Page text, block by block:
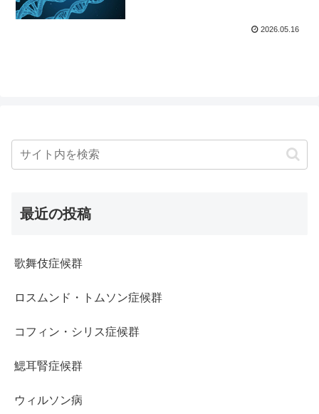
2026.05.16
最近の投稿
歌舞伎症候群
ロスムンド・トムソン症候群
コフィン・シリス症候群
鰓耳腎症候群
ウィルソン病